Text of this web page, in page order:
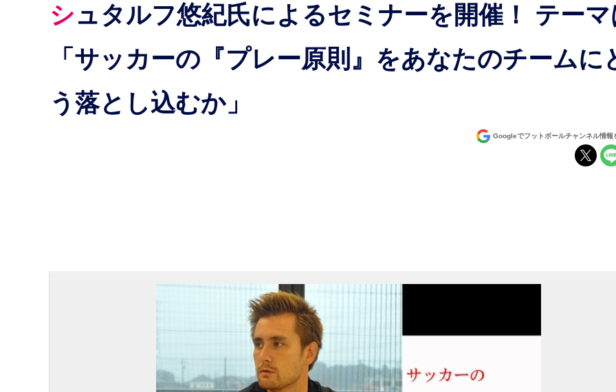
シュタルフ悠紀氏によるセミナーを開催！ テーマは
「サッカーの『プレー原則』をあなたのチームに
う落とし込むか」
Googleでフットボールチャンネル情報